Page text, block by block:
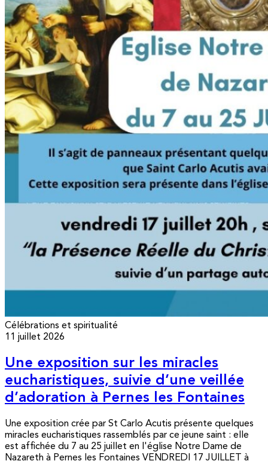
Célébrations et spiritualité
11 juillet 2026
Une exposition sur les miracles
eucharistiques, suivie d’une veillée
d’adoration à Pernes les Fontaines
Une exposition crée par St Carlo Acutis présente quelques
miracles eucharistiques rassemblés par ce jeune saint : elle
est affichée du 7 au 25 juillet en l'église Notre Dame de
Nazareth à Pernes les Fontaines VENDREDI 17 JUILLET à